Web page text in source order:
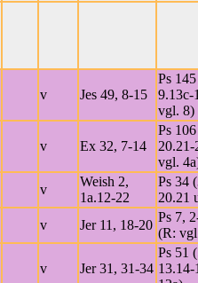
v Jes 49, 8-15
Ps
9.13c-
vgl. 8)
v Ex 32, 7-14
Ps
vgl.
v
Weish 2,
1a.12-22
Ps 34
20.21
v Jer 11, 18-20
Ps 7,
(R:
v Jer 31, 31-34
Ps 51